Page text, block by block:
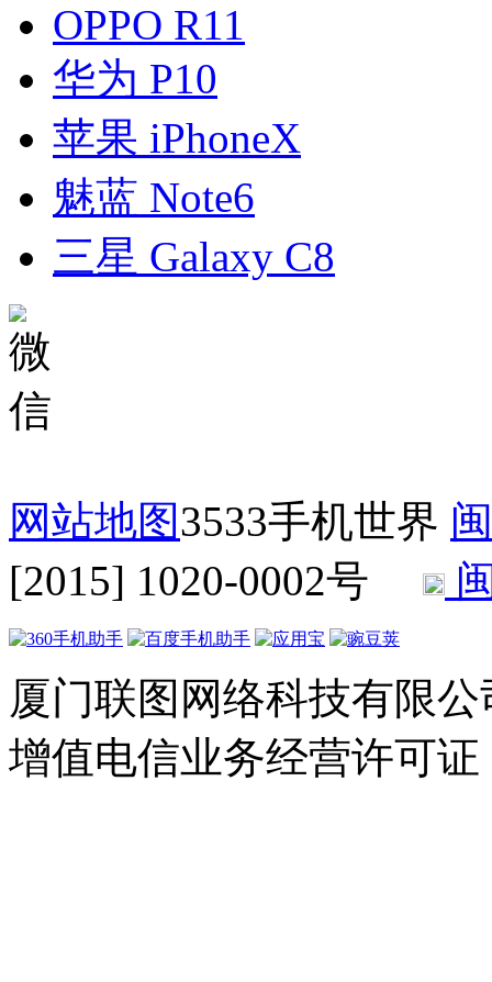
OPPO R11
华为 P10
苹果 iPhoneX
魅蓝 Note6
三星 Galaxy C8
网站地图3533手机世界
[2015] 1020-0002号
厦门联图网络科技有限公
增值电信业务经营许可证